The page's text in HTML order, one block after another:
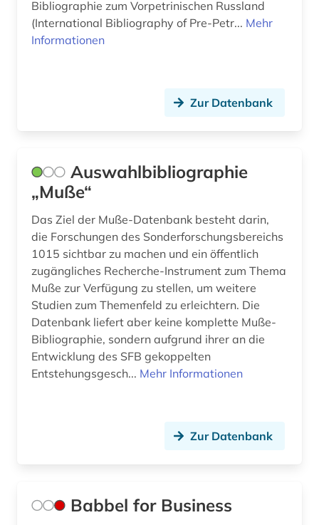
kirchenslawisch (2)
kommunikationswissenschaft (1)
korpus (3)
korpus (1)
korpus &amp;lt;linguistik&amp;gt; (1)
kosovo (1)
krleza (3)
kroatien (14)
Bibliographie zum Vorpetrinischen Russland
(International Bibliography of Pre-Petr... Mehr
Informationen
Zur Datenbank
Auswahlbibliographie
„Muße“
Das Ziel der Muße-Datenbank besteht darin,
die Forschungen des Sonderforschungsbereichs
1015 sichtbar zu machen und ein öffentlich
zugängliches Recherche-Instrument zum Thema
Muße zur Verfügung zu stellen, um weitere
Studien zum Themenfeld zu erleichtern. Die
Datenbank liefert aber keine komplette Muße-
Bibliographie, sondern aufgrund ihrer an die
Entwicklung des SFB gekoppelten
Entstehungsgesch... Mehr Informationen
Zur Datenbank
Babbel for Business